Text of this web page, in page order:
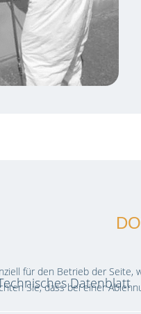
Datenblatt
für den Betrieb der
Sie, dass bei einer